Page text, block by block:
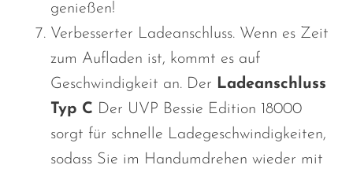
genießen!
Verbesserter Ladeanschluss. Wenn es Zeit
zum Aufladen ist, kommt es auf
Geschwindigkeit an. Der Ladeanschluss
Typ C Der UVP Bessie Edition 18000
sorgt für schnelle Ladegeschwindigkeiten,
sodass Sie im Handumdrehen wieder mit